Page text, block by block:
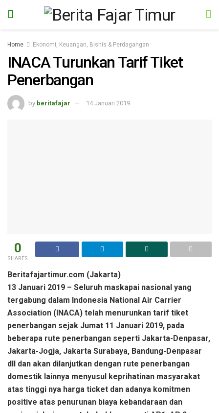
Home Ekonomi, Keuangan, Bisnis & Perdagangan
INACA Turunkan Tarif Tiket
Penerbangan
by beritafajar 14 Januari 2019
0
SHARES
Beritafajartimur.com (Jakarta)
13 Januari 2019 – Seluruh maskapai nasional yang
tergabung dalam Indonesia National Air Carrier
Association (INACA) telah menurunkan tarif tiket
penerbangan sejak Jumat 11 Januari 2019, pada
beberapa rute penerbangan seperti Jakarta-Denpasar,
Jakarta-Jogja, Jakarta Surabaya, Bandung-Denpasar
dll dan akan dilanjutkan dengan rute penerbangan
domestik lainnya menyusul keprihatinan masyarakat
atas tinggi nya harga ticket dan adanya komitmen
positive atas penurunan biaya kebandaraan dan